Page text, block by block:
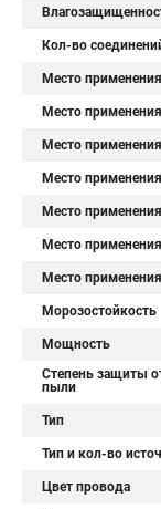
Кол-во
Место применения
Место применения
Место применения
Место применения
Место применения
Место применения
Место применения
Морозостойкость
Мощность
Степень защиты
пыли
Тип
Тип и кол-во
Цвет провода